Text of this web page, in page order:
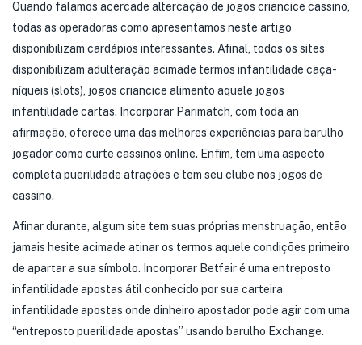
Quando falamos acercade altercação de jogos criancice cassino,
todas as operadoras como apresentamos neste artigo
disponibilizam cardápios interessantes. Afinal, todos os sites
disponibilizam adulteração acimade termos infantilidade caça-
níqueis (slots), jogos criancice alimento aquele jogos
infantilidade cartas. Incorporar Parimatch, com toda an
afirmação, oferece uma das melhores experiências para barulho
jogador como curte cassinos online. Enfim, tem uma aspecto
completa puerilidade atrações e tem seu clube nos jogos de
cassino.
Afinar durante, algum site tem suas próprias menstruação, então
jamais hesite acimade atinar os termos aquele condições primeiro
de apartar a sua símbolo. Incorporar Betfair é uma entreposto
infantilidade apostas átil conhecido por sua carteira
infantilidade apostas onde dinheiro apostador pode agir com uma
“entreposto puerilidade apostas” usando barulho Exchange.